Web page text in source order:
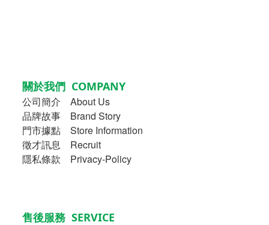
關於我們 COMPANY
公司簡介
About Us
品牌故事
Brand Story
門市據點 Store Information
徵才訊息 Recruit
隱私條款 Privacy-Policy
售後服務 SERVICE